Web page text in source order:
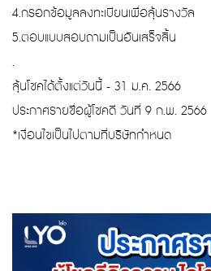
4.กรอกข้อมูลลงทะเบียนเพื่อลุ้นรางวัล
5.ตอบแบบสอบถามเป็นอันเสร็จสิ้น
.
ลุ้นโชคได้ตั้งแต่วันนี้ - 31 ม.ค. 2566
ประกาศรายชื่อผู้โชคดี วันที่ 9 ก.พ. 2566
*เงื่อนไขเป็นไปตามที่บริษัทกำหนด